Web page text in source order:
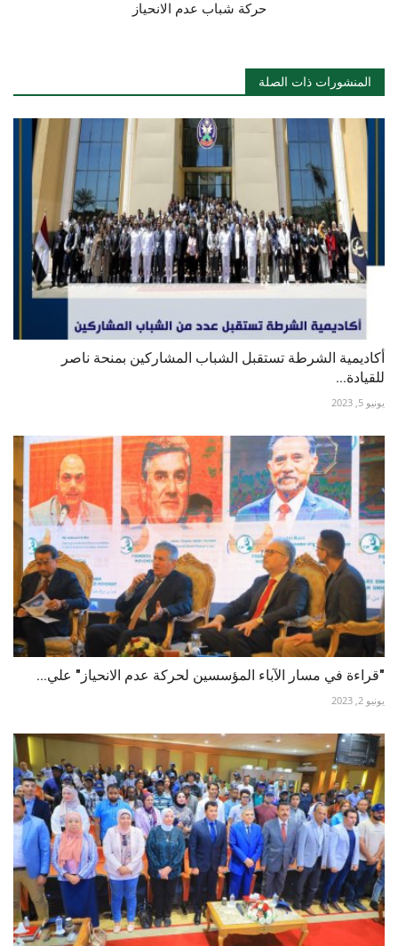
حركة شباب عدم الانحياز
المنشورات ذات الصلة
أكاديمية الشرطة تستقبل الشباب المشاركين بمنحة ناصر
للقيادة...
يونيو 5, 2023
"قراءة في مسار الآباء المؤسسين لحركة عدم الانحياز" علي...
يونيو 2, 2023